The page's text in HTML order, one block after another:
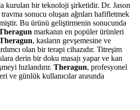
kurulan bir teknoloji şirketidir. Dr. Jason
sonucu oluşan ağrıları hafifletmek
Bu ürünü geliştirmenin sonucunda
markanın en popüler ürünleri
, kasların gevşemesine ve
olan bir terapi cihazıdır. Titreşim
derin bir doku masajı yapar ve kan
hızlandırır. Theragun, profesyonel
ve günlük kullanıcılar arasında